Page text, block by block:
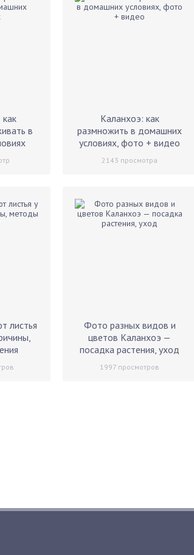
в
Каланхоэ: как
размножить в домашних
условиях, фото + видео
2143 просмотра
листья
Фото разных видов и
цветов Каланхоэ —
посадка растения, уход
1997 просмотров